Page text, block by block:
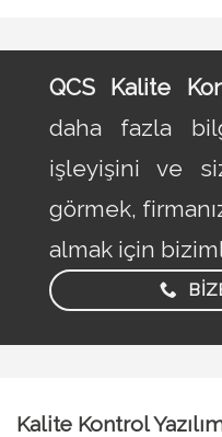
QCS Kalite
daha fazla
işleyişini ve
görmek,
almak için
Kalite Kontrol